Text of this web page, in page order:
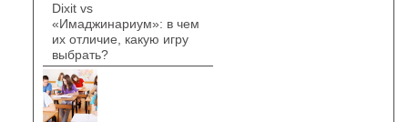
Dixit vs
«Имаджинариум»: в чем
их отличие, какую игру
выбрать?